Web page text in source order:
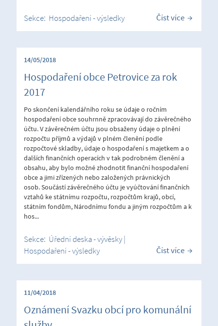
Sekce: Hospodaření - výsledky Číst více
14/05/2018
Hospodaření obce Petrovice za rok
2017
Po skončení kalendářního roku se údaje o ročním
hospodaření obce souhrnně zpracovávají do závěrečného
účtu. V závěrečném účtu jsou obsaženy údaje o plnění
rozpočtu příjmů a výdajů v plném členění podle
rozpočtové skladby, údaje o hospodaření s majetkem a o
dalších finančních operacích v tak podrobném členění a
obsahu, aby bylo možné zhodnotit finanční hospodaření
obce a jimi zřízených nebo založených právnických
osob. Součástí závěrečného účtu je vyúčtování finančních
vztahů ke státnímu rozpočtu, rozpočtům krajů, obcí,
státním fondům, Národnímu fondu a jiným rozpočtům a k
hos...
Sekce: Úřední deska - vývěsky|
Hospodaření - výsledky
Číst více
11/04/2018
Oznámení Svazku obcí pro komunální